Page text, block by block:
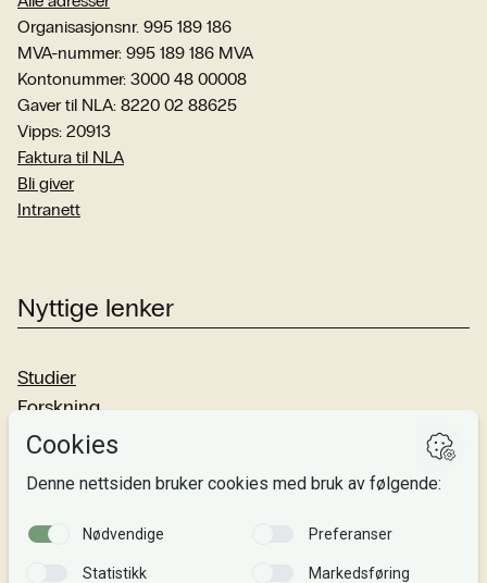
Organisasjonsnr. 995 189 186
MVA-nummer: 995 189 186 MVA
Kontonummer: 3000 48 00008
Gaver til NLA: 8220 02 88625
Vipps: 20913
Faktura til NLA
Bli giver
Intranett
Nyttige lenker
Studier
Forskning
Om oss
Si fra!